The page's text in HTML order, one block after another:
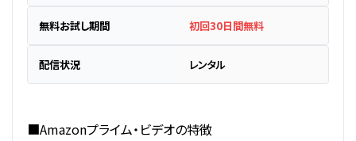
無料お試し期間 初回30日間無料
配信状況 レンタル
■Amazonプライム・ビデオの特徴